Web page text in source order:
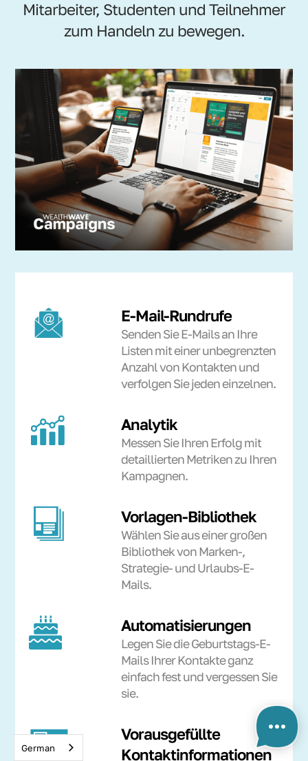
Mitarbeiter, Studenten und Teilnehmer
zum Handeln zu bewegen.
E-Mail-Rundrufe
Senden Sie E-Mails an Ihre
Listen mit einer unbegrenzten
Anzahl von Kontakten und
verfolgen Sie jeden einzelnen.
Analytik
Messen Sie Ihren Erfolg mit
detaillierten Metriken zu Ihren
Kampagnen.
Vorlagen-Bibliothek
Wählen Sie aus einer großen
Bibliothek von Marken-,
Strategie- und Urlaubs-E-
Mails.
Automatisierungen
Legen Sie die Geburtstags-E-
Mails Ihrer Kontakte ganz
einfach fest und vergessen Sie
sie.
Vorausgefüllte
Kontaktinformationen
German